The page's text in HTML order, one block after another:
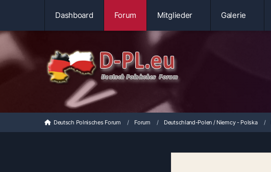
Dashboard Forum Mitglieder Galerie
Deutsch Polnisches Forum Forum Deutschland-Polen / Niemcy - Polska